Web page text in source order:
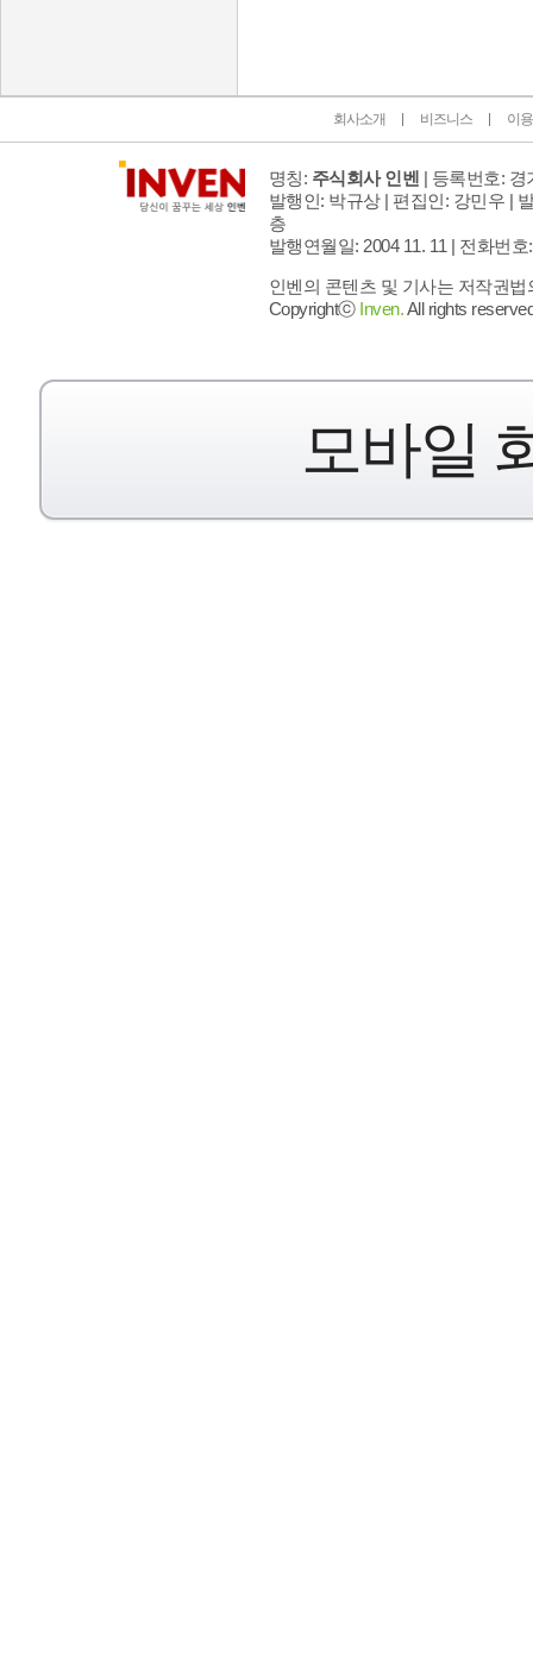
회사소개 비즈니스 이
명칭: 주식회사 인벤 | 등록번호: 경
발행인: 박규상 | 편집인: 강민우 |
층
발행연월일: 2004 11. 11 | 전화번호
인벤의 콘텐츠 및 기사는 저작권
Copyrightⓒ Inven.All rights
모바일